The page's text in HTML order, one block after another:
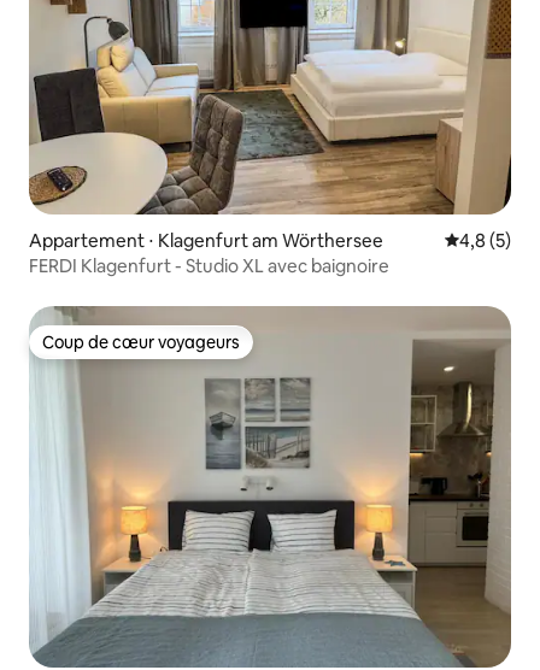
Appartement ⋅ Klagenfurt am Wörthersee Évaluation
4,8 (5)
FERDI Klagenfurt - Studio XL avec baignoire
Coup de cœur voyageurs
Coup de cœur voyageurs